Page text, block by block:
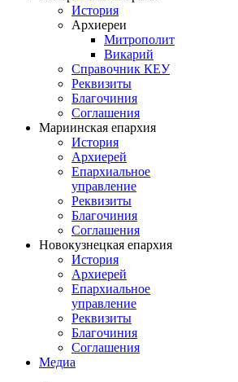
История
Архиереи
Митрополит
Викарий
Справочник КЕУ
Реквизиты
Благочиния
Соглашения
Мариинская епархия
История
Архиерей
Епархиальное
управление
Реквизиты
Благочиния
Соглашения
Новокузнецкая епархия
История
Архиерей
Епархиальное
управление
Реквизиты
Благочиния
Соглашения
Медиа